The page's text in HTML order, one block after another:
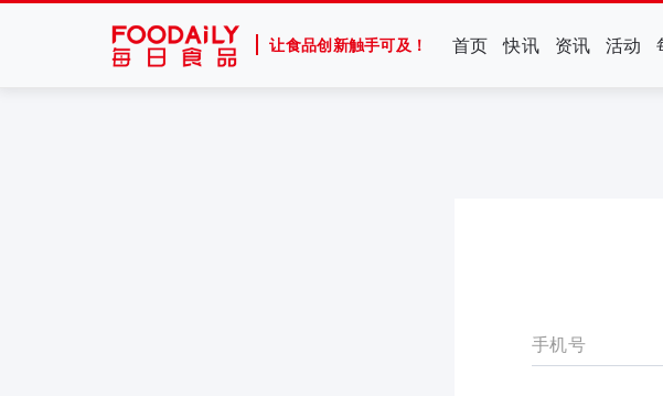
让食品创新触手可及！ 首页 快讯 资讯 活动
手机号